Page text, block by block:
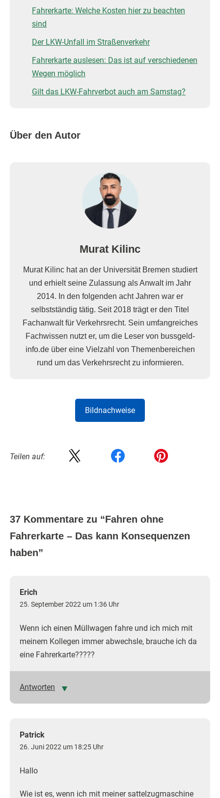
Fahrerkarte: Welche Kosten hier zu beachten
sind
Der LKW-Unfall im Straßenverkehr
Fahrerkarte auslesen: Das ist auf verschiedenen
Wegen möglich
Gilt das LKW-Fahrverbot auch am Samstag?
Über den Autor
Murat Kilinc
Murat Kilinc hat an der Universität Bremen studiert
und erhielt seine Zulassung als Anwalt im Jahr
2014. In den folgenden acht Jahren war er
selbstständig tätig. Seit 2018 trägt er den Titel
Fachanwalt für Verkehrsrecht. Sein umfangreiches
Fachwissen nutzt er, um die Leser von bussgeld-
info.de über eine Vielzahl von Themenbereichen
rund um das Verkehrsrecht zu informieren.
Bildnachweise
Teilen auf:
37 Kommentare zu “Fahren ohne
Fahrerkarte – Das kann Konsequenzen
haben”
Erich
25. September 2022 um 1:36 Uhr
Wenn ich einen Müllwagen fahre und ich mich mit
meinem Kollegen immer abwechsle, brauche ich da
eine Fahrerkarte?????
Antworten
Patrick
26. Juni 2022 um 18:25 Uhr
Hallo
Wie ist es, wenn ich mit meiner sattelzugmaschine